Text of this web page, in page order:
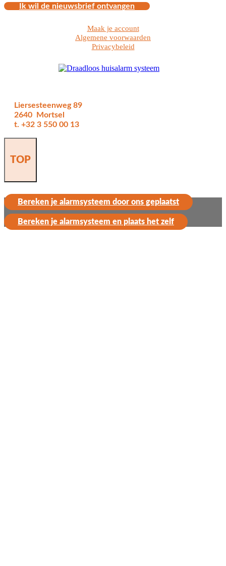
Ik wil de nieuwsbrief ontvangen
Maak je account
Algemene voorwaarden
Privacybeleid
Liersesteenweg 89
2640 Mortsel
t. +32 3 550 00 13
TOP
Bereken je alarmsysteem door ons geplaatst
Bereken je alarmsysteem en plaats het zelf